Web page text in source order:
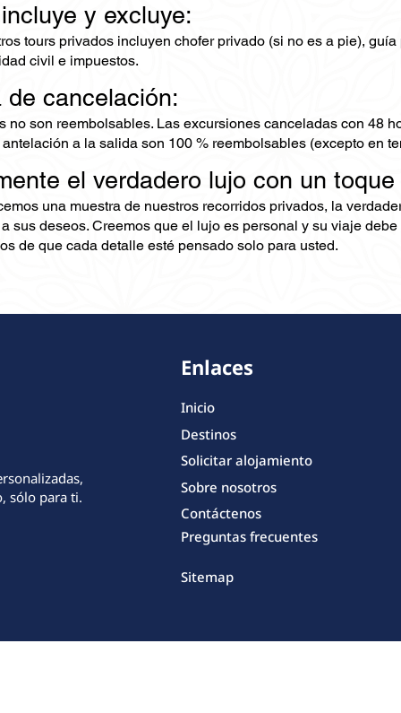
y excluye:
tours privados incluyen chofer privado (si no es a pie),
civil e impuestos.
de cancelación:
no son reembolsables. Las excursiones canceladas con 48
a la salida son 100 % reembolsables (excepto en
el verdadero lujo con un
una muestra de nuestros recorridos privados, la
sus deseos. Creemos que el lujo es personal y su viaje
de que cada detalle esté pensado solo para usted.
sólo para ti.
Enlaces
Inicio
Destinos
Solicitar alojamiento
Sobre nosotros
Contáctenos
Preguntas frecuentes
Sitemap